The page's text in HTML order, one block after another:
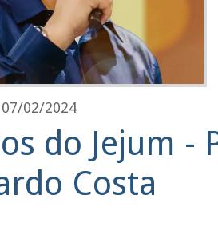
07/02/2024
do Jejum -
Costa